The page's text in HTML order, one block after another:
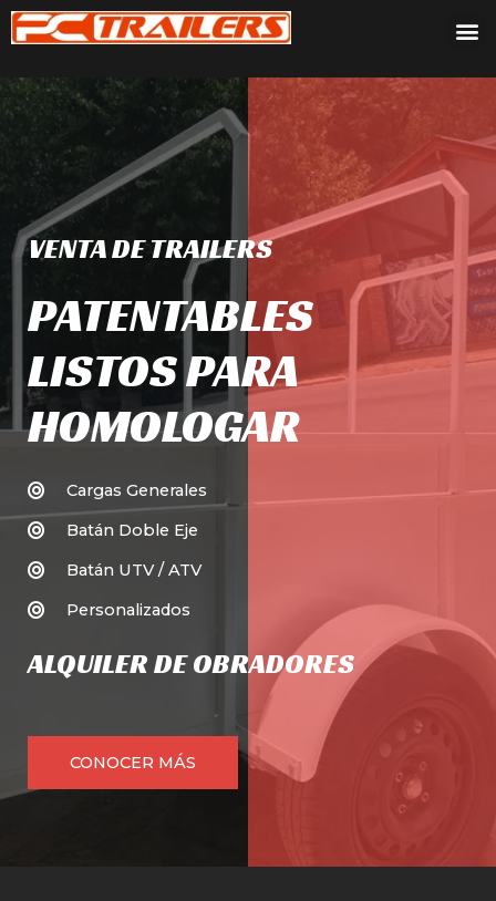
VENTA DE TRAILERS
PATENTABLES
LISTOS PARA
HOMOLOGAR
Cargas Generales
Batán Doble Eje
Batán UTV / ATV
Personalizados
ALQUILER DE OBRADORES
CONOCER MÁS